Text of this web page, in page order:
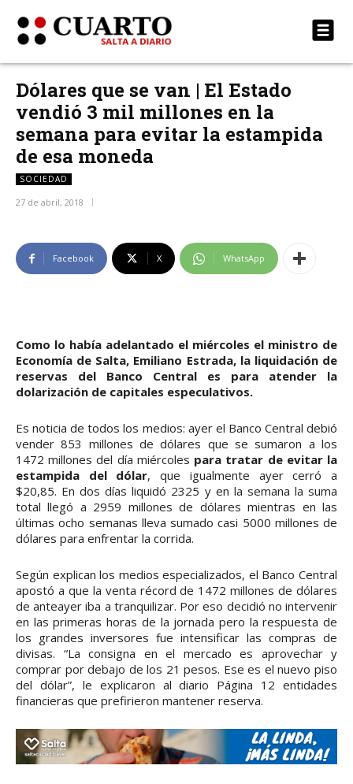
Dólares que se van | El Estado
vendió 3 mil millones en la
semana para evitar la estampida
de esa moneda
SOCIEDAD
27 de abril, 2018
Facebook X WhatsApp
Como lo había adelantado el miércoles el ministro de
Economía de Salta, Emiliano Estrada, la liquidación de
reservas del Banco Central es para atender la
dolarización de capitales especulativos.
Es noticia de todos los medios: ayer el Banco Central debió
vender 853 millones de dólares que se sumaron a los
1472 millones del día miércoles para tratar de evitar la
estampida del dólar, que igualmente ayer cerró a
$20,85. En dos días liquidó 2325 y en la semana la suma
total llegó a 2959 millones de dólares mientras en las
últimas ocho semanas lleva sumado casi 5000 millones de
dólares para enfrentar la corrida.
Según explican los medios especializados, el Banco Central
apostó a que la venta récord de 1472 millones de dólares
de anteayer iba a tranquilizar. Por eso decidió no intervenir
en las primeras horas de la jornada pero la respuesta de
los grandes inversores fue intensificar las compras de
divisas. “La consigna en el mercado es aprovechar y
comprar por debajo de los 21 pesos. Ese es el nuevo piso
del dólar”, le explicaron al diario Página 12 entidades
financieras que prefirieron mantener reserva.